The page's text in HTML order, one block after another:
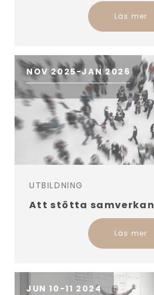
Läs mer
NOV 2025-JAN 2026
UTBILDNING
Att stötta samverkan
Läs mer
JUN 10-11 2024